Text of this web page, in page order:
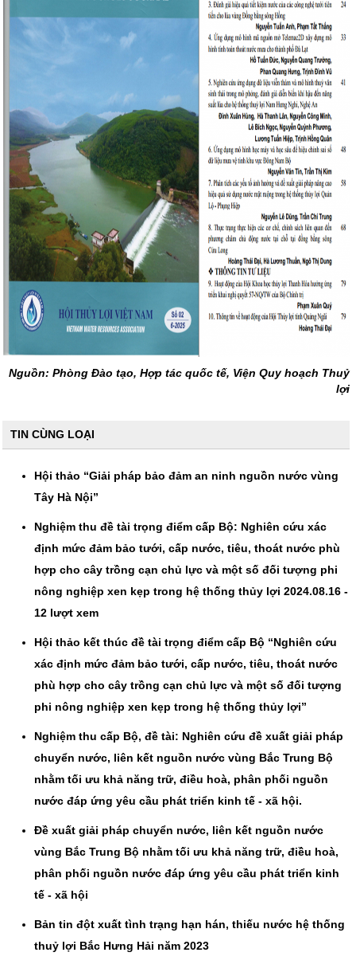
Nguồn: Phòng Đào tạo, Hợp tác quốc tế, Viện Quy hoạch Thuỷ
lợi
TIN CÙNG LOẠI
Hội thảo “Giải pháp bảo đảm an ninh nguồn nước vùng
Tây Hà Nội”
Nghiệm thu đề tài trọng điểm cấp Bộ: Nghiên cứu xác
định mức đảm bảo tưới, cấp nước, tiêu, thoát nước phù
hợp cho cây trồng cạn chủ lực và một số đối tượng phi
nông nghiệp xen kẹp trong hệ thống thủy lợi 2024.08.16 -
12 lượt xem
Hội thảo kết thúc đề tài trọng điểm cấp Bộ “Nghiên cứu
xác định mức đảm bảo tưới, cấp nước, tiêu, thoát nước
phù hợp cho cây trồng cạn chủ lực và một số đối tượng
phi nông nghiệp xen kẹp trong hệ thống thủy lợi”
Nghiệm thu cấp Bộ, đề tài: Nghiên cứu đề xuất giải pháp
chuyển nước, liên kết nguồn nước vùng Bắc Trung Bộ
nhằm tối ưu khả năng trữ, điều hoà, phân phối nguồn
nước đáp ứng yêu cầu phát triển kinh tế - xã hội.
Đề xuất giải pháp chuyển nước, liên kết nguồn nước
vùng Bắc Trung Bộ nhằm tối ưu khả năng trữ, điều hoà,
phân phối nguồn nước đáp ứng yêu cầu phát triển kinh
tế - xã hội
Bản tin đột xuất tình trạng hạn hán, thiếu nước hệ thống
thuỷ lợi Bắc Hưng Hải năm 2023